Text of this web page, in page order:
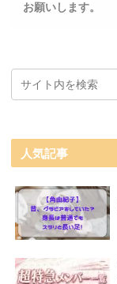
お願いします。
人気記事